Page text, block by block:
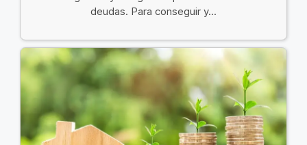
deudas. Para conseguir y...